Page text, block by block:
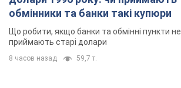
обмінники та банки такі купюри
Що робити, якщо банки та обмінні пункти не
приймають старі долари
8 часов назад 59,7 т.